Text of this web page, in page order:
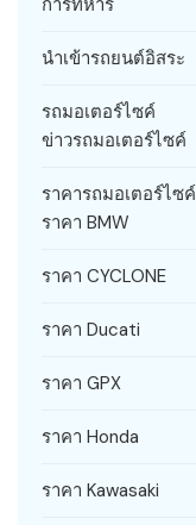
การทหาร
นำเข้ารถยนต์อิสระ
รถมอเตอร์ไซค์
ข่าวรถมอเตอร์ไซค์
ราคารถมอเตอร์ไซค์
ราคา BMW
ราคา CYCLONE
ราคา Ducati
ราคา GPX
ราคา Honda
ราคา Kawasaki